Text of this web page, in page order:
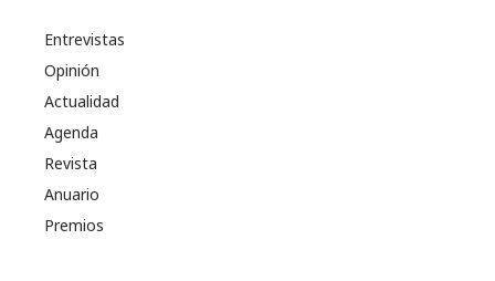
Entrevistas
Opinión
Actualidad
Agenda
Revista
Anuario
Premios